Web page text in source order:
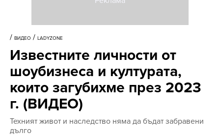
/ ВИДЕО / LADYZONE
Известните личности от
шоубизнеса и културата,
които загубихме през 2023
г. (ВИДЕО)
Техният живот и наследство няма да бъдат забравени
дълго